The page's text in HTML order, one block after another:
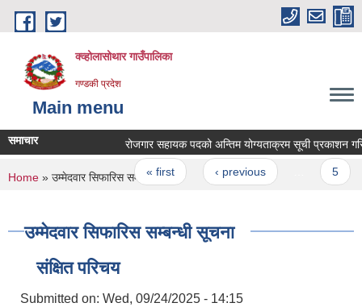
Skip to main content
क्व्होलासोथार गाउँपालिका
गण्डकी प्रदेश
Main menu
समाचार रोजगार सहायक पदको अन्तिम योग्यताक्रम सूची प्रकाशन
Pages
« first ‹ previous
You are here
Home » उम्मेदवार सिफारिस सम्बन्धी सूचना
उम्मेदवार सिफारिस सम्बन्धी सूचना
संक्षित परिचय
Submitted on: Wed, 09/24/2025 - 14:15